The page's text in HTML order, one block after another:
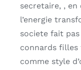
secretaire, ,
l’energie
societe fait pas
connards filles
comme style